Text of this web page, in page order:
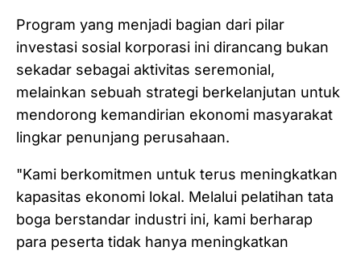
Program yang menjadi bagian dari pilar
investasi sosial korporasi ini dirancang bukan
sekadar sebagai aktivitas seremonial,
melainkan sebuah strategi berkelanjutan untuk
mendorong kemandirian ekonomi masyarakat
lingkar penunjang perusahaan.
"Kami berkomitmen untuk terus meningkatkan
kapasitas ekonomi lokal. Melalui pelatihan tata
boga berstandar industri ini, kami berharap
para peserta tidak hanya meningkatkan